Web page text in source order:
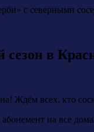
с северными
сезон в
Ждём всех, кто
на все